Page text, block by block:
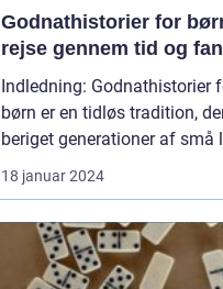
Godnathistorier for
rejse gennem tid og
Indledning: Godnathistorier
børn er en tidløs tradition,
beriget generationer af små
18 januar 2024